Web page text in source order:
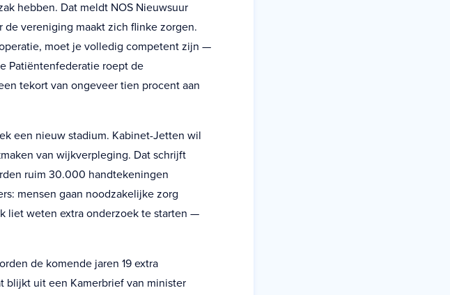
hebben. Dat meldt NOS Nieuwsuur
de vereniging maakt zich flinke zorgen.
moet je volledig competent zijn —
Patiëntenfederatie roept de
tekort van ongeveer tien procent aan
een nieuw stadium. Kabinet-Jetten wil
van wijkverpleging. Dat schrijft
ruim 30.000 handtekeningen
mensen gaan noodzakelijke zorg
liet weten extra onderzoek te starten —
de komende jaren 19 extra
blijkt uit een Kamerbrief van minister